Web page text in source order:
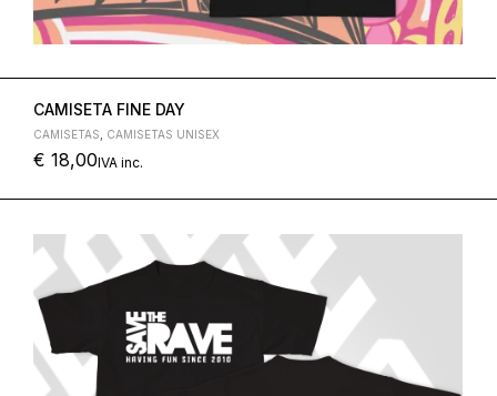
CAMISETA FINE DAY
CAMISETAS CAMISETAS UNISEX
€ 18,00IVA inc.